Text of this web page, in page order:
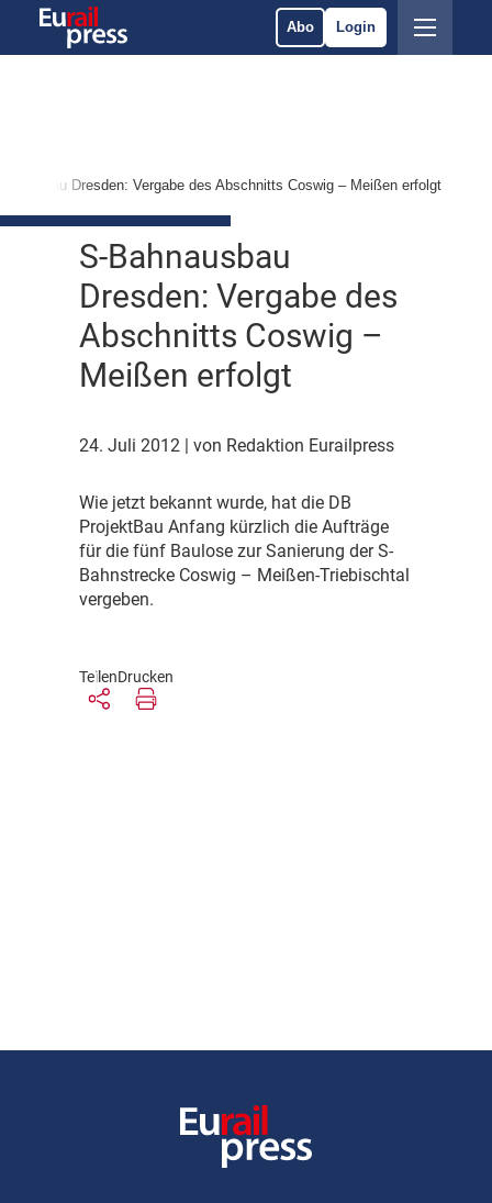
Abo Login
Dresden: Vergabe des Abschnitts Coswig – Meißen erfolgt
S-Bahnausbau
Dresden: Vergabe des
Abschnitts Coswig –
Meißen erfolgt
24. Juli 2012 | von Redaktion Eurailpress
Wie jetzt bekannt wurde, hat die DB
ProjektBau Anfang kürzlich die Aufträge
für die fünf Baulose zur Sanierung der S-
Bahnstrecke Coswig – Meißen-Triebischtal
vergeben.
TeilenDrucken